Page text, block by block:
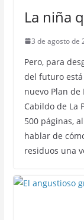
La niña
3 de agosto de
Pero, para
del futuro
nuevo Plan de
Cabildo de La
500 páginas,
hablar de
residuos una